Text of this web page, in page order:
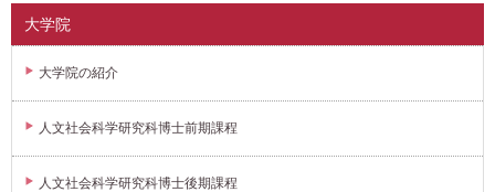
大学院
大学院の紹介
人文社会科学研究科博士前期課程
人文社会科学研究科博士後期課程